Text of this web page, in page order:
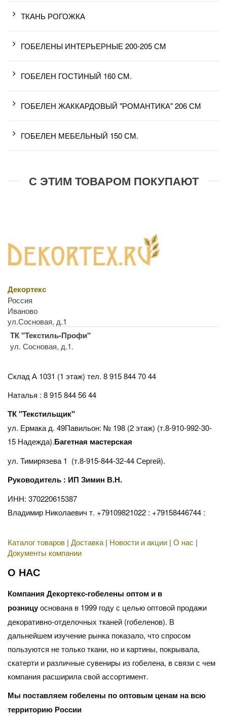
ТКАНЬ РОГОЖКА
ГОБЕЛЕНЫ ИНТЕРЬЕРНЫЕ 200-205 СМ
ГОБЕЛЕН ГОСТИНЫЙ 160 СМ.
ГОБЕЛЕН ЖАККАРДОВЫЙ "РОМАНТИКА" 206 СМ
ГОБЕЛЕН МЕБЕЛЬНЫЙ 150 СМ.
С ЭТИМ ТОВАРОМ ПОКУПАЮТ
Декортекс
Россия
Иваново
ул.Сосновая, д.1
ТК "Текстиль-Профи"
ул. Сосновая, д.1.
Склад А 1031 (1 этаж) тел. 8 915 844 70 44
Наталья : 8 915 844 56 44
ТК "Текстильщик"
ул. Ермака д. 49Павильон: № 198 (2 этаж) (т.8-910-992-30-
15 Надежда).Багетная мастерская
ул. Тимирязева 1 (т.8-915-844-32-44 Сергей).
Руководитель : ИП Зимин В.Н.
ИНН: 370220615387
Владимир Николаевич т. +79109821022 : +79158446744 :
Каталог товаров | Доставка | Новости и акции | О нас |
Документы компании
О НАС
Компания Декортекс-гобелены оптом и в
розницуоснована в 1999 году с целью оптовой продажи
декоративно-отделочных тканей (гобеленов). В
дальнейшем изучение рынка показало, что спросом
пользуются не только ткани, но и картины, покрывала,
скатерти и различные сувениры из гобелена, в связи с чем
компания расширила свой ассортимент.
Мы поставляем гобелены по оптовым ценам на всю
территорию России